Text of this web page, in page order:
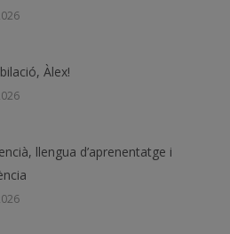
Àlex!
llengua d’aprenentatge i